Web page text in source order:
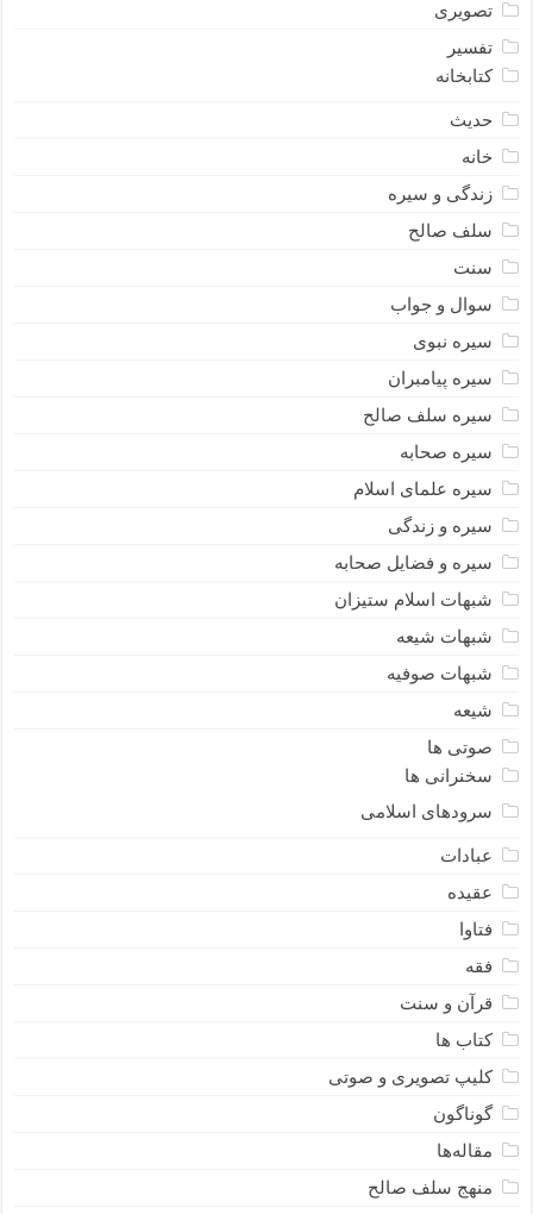
تصویری
تفسیر
کتابخانه
حدیث
خانه
زندگی و سیره
سلف صالح
سنت
سوال و جواب
سیره نبوى
سیره پیامبران
سیره سلف صالح
سیره صحابه
سیره علمای اسلام
سیره و زندگی
سیره و فضایل صحابه
شبهات اسلام ستیزان
شبهات شیعه
شبهات صوفیه
شیعه
صوتی ها
سخنرانی ها
سرودهای اسلامی
عبادات
عقیده
فتاوا
فقه
قرآن و سنت
کتاب ها
کلیپ تصویری و صوتی
گوناگون
مقاله‌ها
منهج سلف صالح